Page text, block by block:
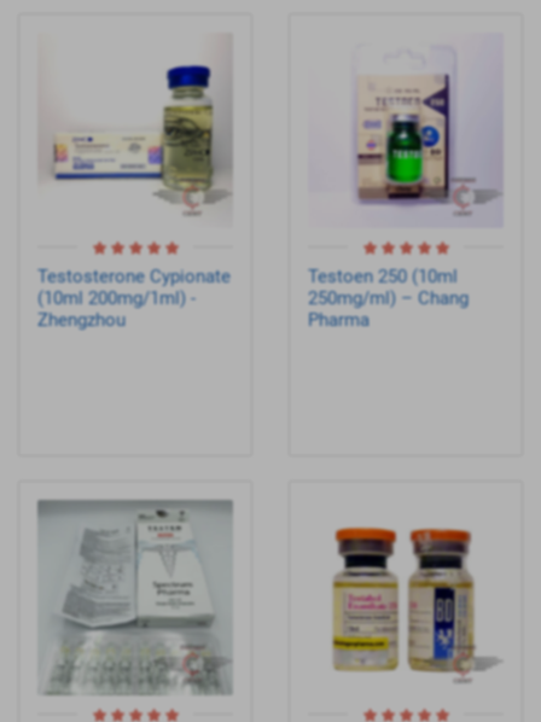
Testosterone Cypionate
(10ml 200mg/1ml) -
Zhengzhou
Testoen 250 (10ml
250mg/ml) – Chang
Pharma